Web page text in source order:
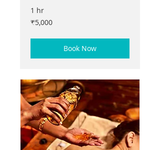
1 hr
5,000
இந்திய
₹5,000
Book Now